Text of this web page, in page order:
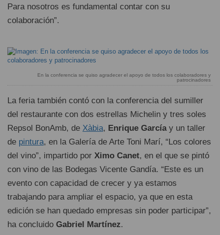
Para nosotros es fundamental contar con su
colaboración”.
En la conferencia se quiso agradecer el apoyo de todos los colaboradores y
patrocinadores
La feria también contó con la conferencia del sumiller
del restaurante con dos estrellas Michelin y tres soles
Repsol BonAmb, de Xàbia, Enrique Garcíay un taller
de pintura, en la Galería de Arte Toni Marí, “Los colores
del vino”, impartido por Ximo Canet, en el que se pintó
con vino de las Bodegas Vicente Gandía. “Este es un
evento con capacidad de crecer y ya estamos
trabajando para ampliar el espacio, ya que en esta
edición se han quedado empresas sin poder participar”,
ha concluido Gabriel Martínez.